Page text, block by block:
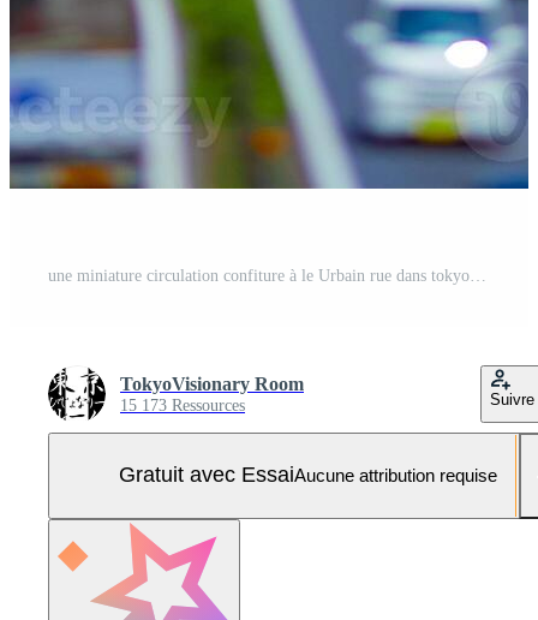
TokyoVisionary Room
15 173 Ressources Suivre
Gratuit avec EssaiAucune attribution requise